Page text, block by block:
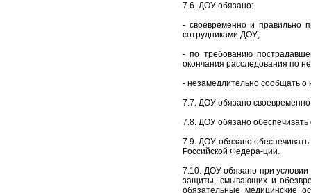
7.6. ДОУ обязано:
- своевременно и правильно
сотрудниками ДОУ;
- по требованию
окончания расследования по
- незамедлительно сообщать о
7.7. ДОУ обязано
7.8. ДОУ обязано
7.9. ДОУ обязано
Российской Федера-ции.
7.10. ДОУ обязано при условии
защиты, смывающих и
обязательные медицинские